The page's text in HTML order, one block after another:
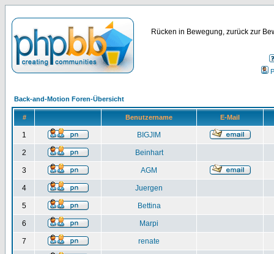
Rücken in Bewegung, zurück zur
Back-and-Motion Foren-Übersicht
# Benutzername E-Mail
1 BIGJIM
2 Beinhart
3 AGM
4 Juergen
5 Bettina
6 Marpi
7 renate